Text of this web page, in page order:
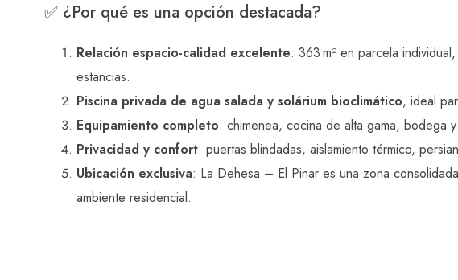
✅ ¿Por qué es una opción destacada?
Relación espacio-calidad excelente: 363 m² en parcela
estancias.
Piscina privada de agua salada y solárium bioclimático, ideal
Equipamiento completo: chimenea, cocina de alta gama, bodega
Privacidad y confort: puertas blindadas, aislamiento térmico,
Ubicación exclusiva: La Dehesa – El Pinar es una zona
ambiente residencial.